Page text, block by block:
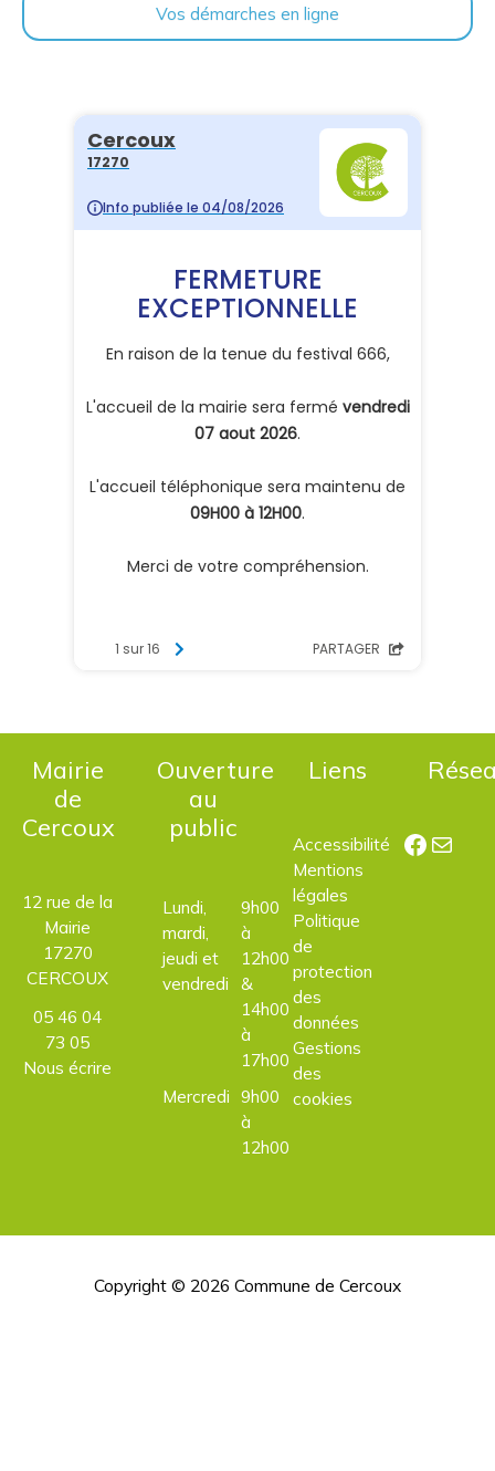
Vos démarches en ligne
Mairie
de
Cercoux
12 rue de la
Mairie
17270
CERCOUX
05 46 04
73 05
Nous écrire
Ouverture
au
public
Lundi,
mardi,
jeudi et
vendredi
9h00
à
12h00
&
14h00
à
17h00
Mercredi 9h00
à
12h00
Liens
Accessibilité
Mentions
légales
Politique
de
protection
des
données
Gestions
des
cookies
E-mail
Copyright © 2026 Commune de Cercoux